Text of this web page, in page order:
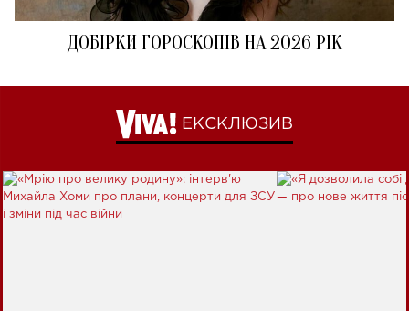
ДОБІРКИ ГОРОСКОПІВ НА 2026 РІК
ЕКСКЛЮЗИВ